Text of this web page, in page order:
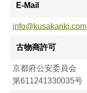
E-Mail
info@kusakariki.com
古物商許可
京都府公安委員会
第611241330035号